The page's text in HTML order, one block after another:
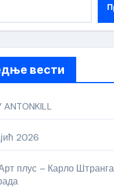
вести
ANTONKILL
2026
плус – Карло